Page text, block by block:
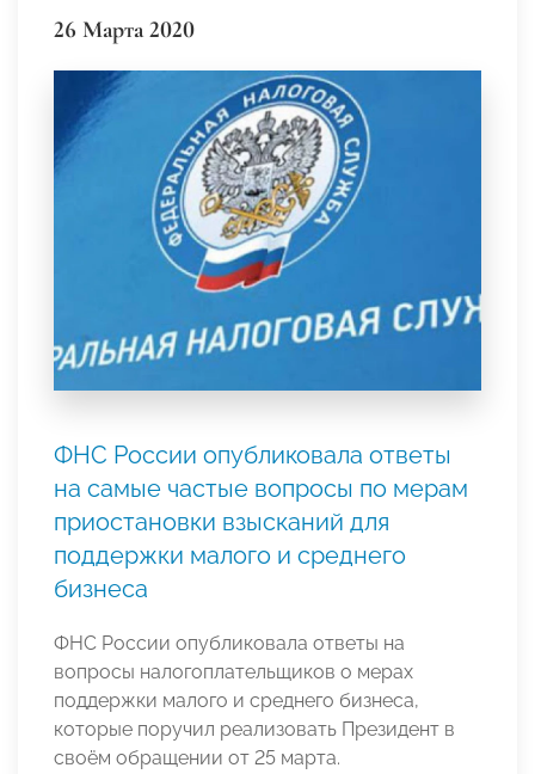
26 Марта 2020
ФНС России опубликовала ответы
на самые частые вопросы по мерам
приостановки взысканий для
поддержки малого и среднего
бизнеса
ФНС России опубликовала ответы на
вопросы налогоплательщиков о мерах
поддержки малого и среднего бизнеса,
которые поручил реализовать Президент в
своём обращении от 25 марта.